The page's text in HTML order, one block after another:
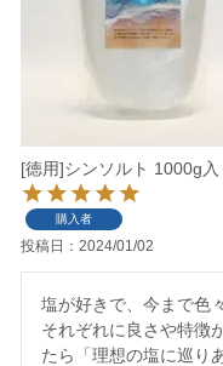
[徳用]シンソルト 1000g入
購入者
投稿日 2024/01/02
塩が好きで、今まで色
それぞれに良さや特徴
たら「理想の塩に巡り